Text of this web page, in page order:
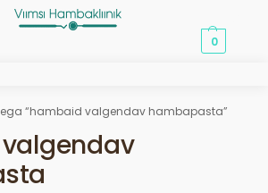
0
“hambaid valgendav hambapasta”